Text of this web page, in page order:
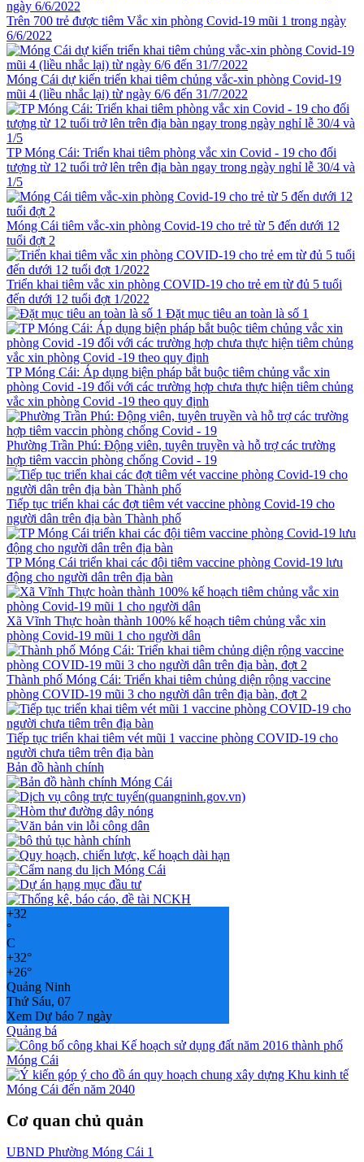
Trên 700 trẻ được tiêm Vắc xin phòng Covid-19 mũi 1 trong ngày
6/6/2022
Móng Cái dự kiến triển khai tiêm chủng vắc-xin phòng Covid-19
mũi 4 (liều nhắc lại) từ ngày 6/6 đến 31/7/2022
TP Móng Cái: Triển khai tiêm phòng vắc xin Covid - 19 cho đối
tượng từ 12 tuổi trở lên trên địa bàn ngay trong ngày nghỉ lễ 30/4 và
1/5
Móng Cái tiêm vắc-xin phòng Covid-19 cho trẻ từ 5 đến dưới 12
tuổi đợt 2
Triển khai tiêm vắc xin phòng COVID-19 cho trẻ em từ đủ 5 tuổi
đến dưới 12 tuổi đợt 1/2022
Đặt mục tiêu an toàn là số 1
TP Móng Cái: Áp dụng biện pháp bắt buộc tiêm chủng vắc xin
phòng Covid -19 đối với các trường hợp chưa thực hiện tiêm chủng
vắc xin phòng Covid -19 theo quy định
Phường Trần Phú: Động viên, tuyên truyền và hỗ trợ các trường
hợp tiêm vaccin phòng chống Covid - 19
Tiếp tục triển khai các đợt tiêm vét vaccine phòng Covid-19 cho
người dân trên địa bàn Thành phố
TP Móng Cái triển khai các đội tiêm vaccine phòng Covid-19 lưu
động cho người dân trên địa bàn
Xã Vĩnh Thực hoàn thành 100% kế hoạch tiêm chủng vắc xin
phòng Covid-19 mũi 1 cho người dân
Thành phố Móng Cái: Triển khai tiêm chủng diện rộng vaccine
phòng COVID-19 mũi 3 cho người dân trên địa bàn, đợt 2
Tiếp tục triển khai tiêm vét mũi 1 vaccine phòng COVID-19 cho
người chưa tiêm trên địa bàn
Bản đồ hành chính
+32
°
C
+32°
+26°
Quảng Ninh
Thứ Sáu, 07
Xem Dự báo 7 ngày
Quảng bá
Cơ quan chủ quản
UBND Phường Móng Cái 1